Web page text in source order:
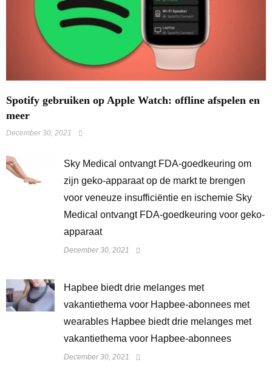
Spotify gebruiken op Apple Watch: offline afspelen en
meer
December 30, 2021
Sky Medical ontvangt FDA-goedkeuring om
zijn geko-apparaat op de markt te brengen
voor veneuze insufficiëntie en ischemie Sky
Medical ontvangt FDA-goedkeuring voor geko-
apparaat
December 30, 2021
Hapbee biedt drie melanges met
vakantiethema voor Hapbee-abonnees met
wearables Hapbee biedt drie melanges met
vakantiethema voor Hapbee-abonnees
December 30, 2021